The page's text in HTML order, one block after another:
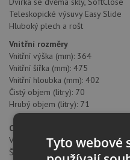
Teleskopické výsuvy Easy Slide
Hluboký plech a rošt
Vnitřní rozměry
Vnitřní výška (mm): 364
Vnitřní šířka (mm): 475
Vnitřní hloubka (mm): 402
Čistý objem (litry): 70
Hrubý objem (litry): 71
Celkové rozměry
Výška produktu (mm): 595
Šířka produktu (mm): 595
Tyto webové